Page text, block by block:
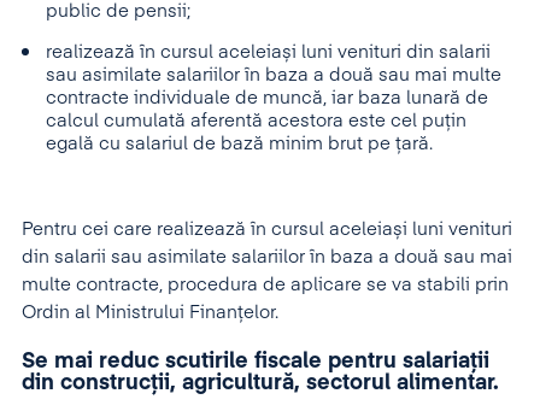
public de pensii;
realizează în cursul aceleiași luni venituri din salarii
sau asimilate salariilor în baza a două sau mai multe
contracte individuale de muncă, iar baza lunară de
calcul cumulată aferentă acestora este cel puțin
egală cu salariul de bază minim brut pe țară.
Pentru cei care realizează în cursul aceleiași luni venituri
din salarii sau asimilate salariilor în baza a două sau mai
multe contracte, procedura de aplicare se va stabili prin
Ordin al Ministrului Finanțelor.
Se mai reduc scutirile fiscale pentru salariații
din construcții, agricultură, sectorul alimentar.